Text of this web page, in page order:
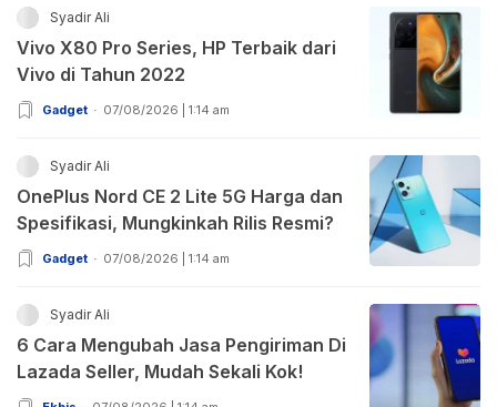
Syadir Ali
Vivo X80 Pro Series, HP Terbaik dari
Vivo di Tahun 2022
Gadget 07/08/2026 | 1:14 am
Syadir Ali
OnePlus Nord CE 2 Lite 5G Harga dan
Spesifikasi, Mungkinkah Rilis Resmi?
Gadget 07/08/2026 | 1:14 am
Syadir Ali
6 Cara Mengubah Jasa Pengiriman Di
Lazada Seller, Mudah Sekali Kok!